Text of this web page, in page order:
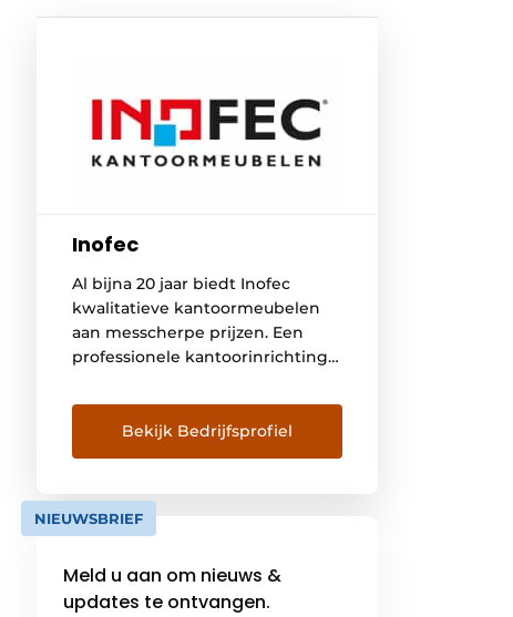
Inofec
Al bijna 20 jaar biedt Inofec
kwalitatieve kantoormeubelen
aan messcherpe prijzen. Een
professionele kantoorinrichting
effectiviteit en comfort. Inofec
zorgt niet alleen voor een
doordachte indeling van uw
het kiezen van de beste
(ergonomische)
zich op het nieuwe en
dynamisch werken met […]
Bekijk Bedrijfsprofiel
NIEUWSBRIEF
Meld u aan om nieuws &
updates te ontvangen.